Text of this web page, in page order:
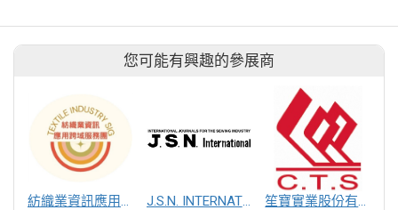
您可能有興趣的參展商
紡織業資訊應用跨域服務團 J.S.N. INTERNATIONAL, INC. 笙寶實業股份有限公司